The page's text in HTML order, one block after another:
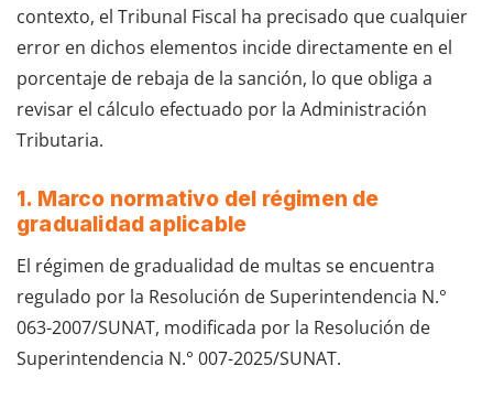
contexto, el Tribunal Fiscal ha precisado que cualquier
error en dichos elementos incide directamente en el
porcentaje de rebaja de la sanción, lo que obliga a
revisar el cálculo efectuado por la Administración
Tributaria.
1. Marco normativo del régimen de
gradualidad aplicable
El régimen de gradualidad de multas se encuentra
regulado por la Resolución de Superintendencia N.°
063-2007/SUNAT, modificada por la Resolución de
Superintendencia N.° 007-2025/SUNAT.